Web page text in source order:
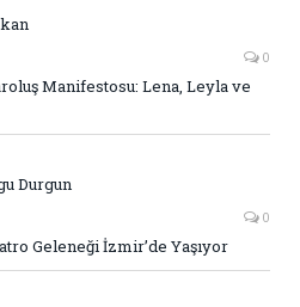
0
Manifestosu: Lena, Leyla ve
Durgun
0
Geleneği İzmir’de Yaşıyor